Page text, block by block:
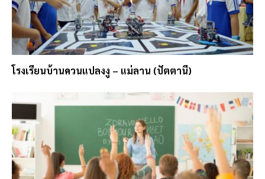
โรงเรียนบ้านควนแปลงงู – แม่ลาน (ปัตตานี)